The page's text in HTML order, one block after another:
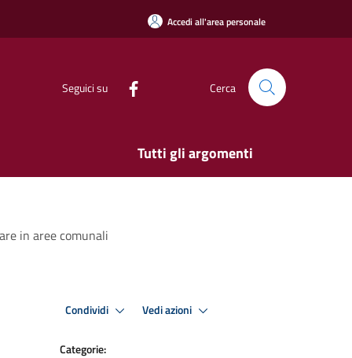
Accedi all'area personale
Seguici su Cerca
Tutti gli argomenti
in aree comunali
Condividi Vedi azioni
Categorie: